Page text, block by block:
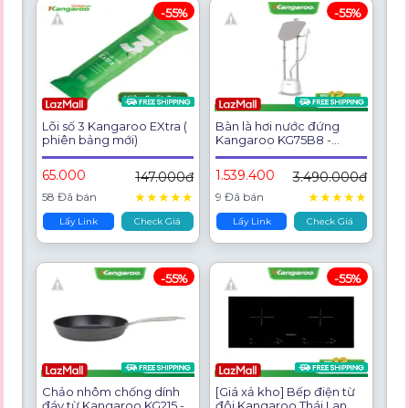
Lõi số 3 Kangaroo EXtra (
phiên bảng mới)
65.000 147.000đ
58 Đã bán ★★★★★
Lấy Link Check Giá
-55%
Bàn là hơi nước đứng
Kangaroo KG75B8 -
Công suất 1580W - Dung
tích 1,4 Lít - 5 chế độ -
Hàng chính hãng
1.539.400 3.490.000đ
9 Đã bán ★★★★★
Lấy Link Check Giá
-55%
Chảo nhôm chống dính
-55%
[Giá xả kho] Bếp điện từ
-55%